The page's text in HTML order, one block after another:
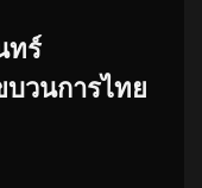
ทร์
บวนการไทย